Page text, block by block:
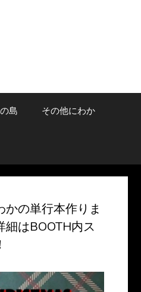
島 その他にわか
かの単行本作りま
細はBOOTH内ス